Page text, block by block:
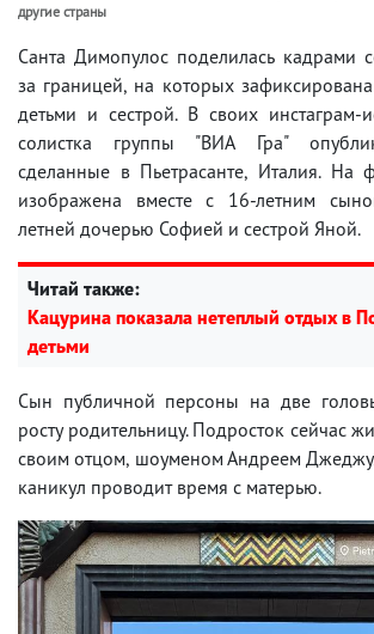
другие страны
Санта Димопулос поделилась кадрами
за границей, на которых
детьми и сестрой. В своих инстаграм-
солистка группы "ВИА Гра"
сделанные в Пьетрасанте, Италия. На
изображена вместе с 16-летним
летней дочерью Софией и сестрой Яной.
Читай также:
Кацурина показала нетеплый отдых в
детьми
Сын публичной персоны на две
росту родительницу. Подросток сейчас
своим отцом, шоуменом Андреем
каникул проводит время с матерью.